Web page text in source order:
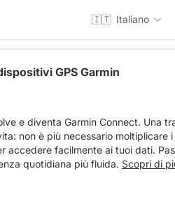
🇮🇹 Italiano
GPS Garmin
e diventa Garmin Connect. Una
non è più necessario moltiplicare
accedere facilmente ai tuoi dati.
quotidiana più fluida. Scopri di